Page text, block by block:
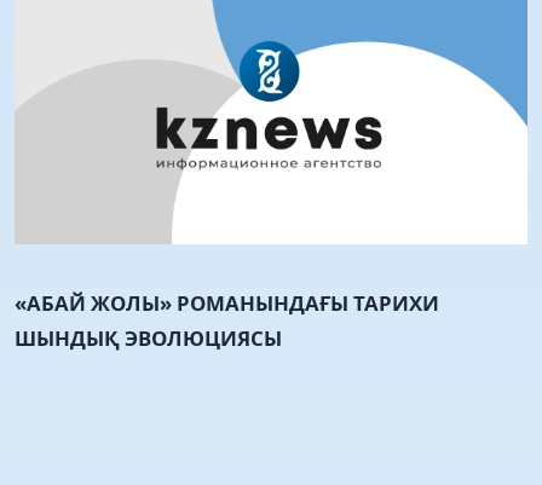
«АБАЙ ЖОЛЫ» РОМАНЫНДАҒЫ ТАРИХИ
ШЫНДЫҚ ЭВОЛЮЦИЯСЫ